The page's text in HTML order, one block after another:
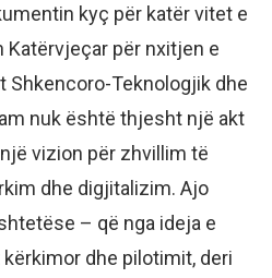
kyç për katër vitet e
Katërvjeçar për nxitjen e
Shkencoro-Teknologjik dhe
nuk është thjesht një akt
vizion për zhvillim të
dhe digjitalizim. Ajo
– që nga ideja e
dhe pilotimit, deri